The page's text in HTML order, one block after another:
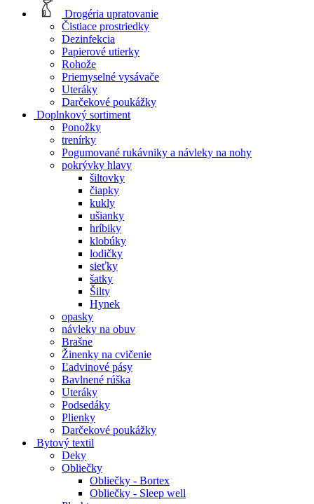
Drogéria upratovanie
Čistiace prostriedky
Dezinfekcia
Papierové utierky
Rohože
Priemyselné vysávače
Uteráky
Darčekové poukážky
Doplnkový sortiment
Ponožky
trenírky
Pogumované rukávniky a návleky na nohy
pokrývky hlavy
šiltovky
čiapky
kukly
ušianky
hríbiky
klobúky
lodičky
sieťky
šatky
Šilty
Hynek
opasky
návleky na obuv
Brašne
Žinenky na cvičenie
Ľadvinové pásy
Bavlnené rúška
Uteráky
Podsedáky
Plienky
Darčekové poukážky
Bytový textil
Deky
Obliečky
Obliečky - Bortex
Obliečky - Sleep well